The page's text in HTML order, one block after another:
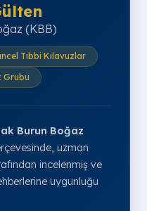
(KBB)
Tıbbi Kılavuzlar
Grubu
Burun Boğaz
uzman
incelenmiş ve
uygunluğu